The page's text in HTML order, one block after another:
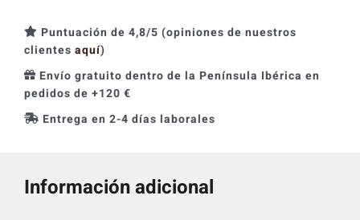
Puntuación de 4,8/5 (opiniones de nuestros
clientes aquí)
Envío gratuito dentro de la Península Ibérica en
pedidos de +120 €
Entrega en 2-4 días laborales
Información adicional